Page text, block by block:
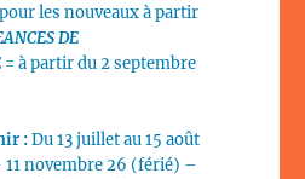
les nouveaux à partir
DE
= à partir du 2 septembre
:Du 13 juillet au 15 août
novembre 26 (férié) –